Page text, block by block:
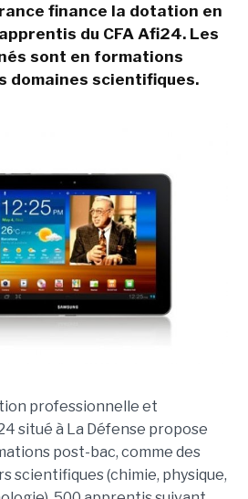
finance la dotation en
du CFA Afi24. Les
sont en formations
domaines scientifiques.
professionnelle et
situé à La Défense propose
post-bac, comme des
scientifiques (chimie, physique,